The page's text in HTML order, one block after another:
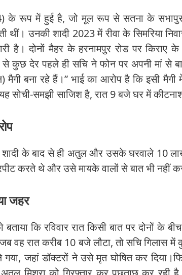
के रूप में हुई है, जो मूल रूप से सतना के
थीं। उनकी शादी 2023 में रीवा के सिमरिया
है। दोनों मैहर के हरनामपुर रोड पर
से कुछ देर पहले ही सचि ने फोन पर अपनी मां से
मैगी बना रहे हैं।” भाई का आरोप है कि इसी
सोची-समझी साजिश है, रात 9 बजे घर में
के बाद से ही अतुल और उसके घरवाले 10
करते थे और उसे मायके वालों से बात भी नहीं
जहर
कि रविवार रात किसी बात पर दोनों के
वह रात करीब 10 बजे लौटा, तो सचि गिलास
जहां डॉक्टरों ने उसे मृत घोषित कर